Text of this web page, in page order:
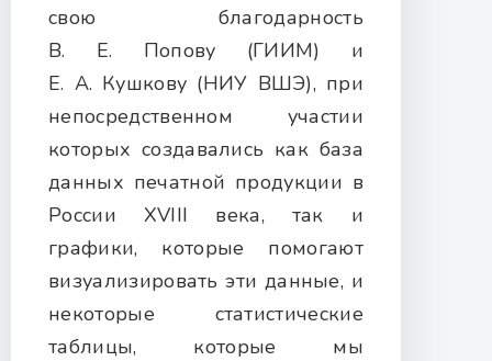
свою благодарность
В. Е. Попову (ГИИМ) и
Е. А. Кушкову (НИУ ВШЭ), при
непосредственном участии
которых создавались как база
данных печатной продукции в
России XVIII века, так и
графики, которые помогают
визуализировать эти данные, и
некоторые статистические
таблицы, которые мы